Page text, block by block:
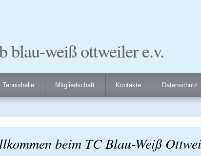
blau-weiß ottweiler e.v.
Tennishalle Mitgliedschaft Kontakte Datenschutz
beim TC Blau-Weiß